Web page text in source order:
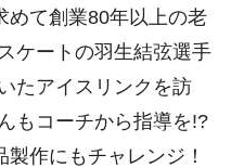
めて創業80年以上の老
ケートの羽生結弦選手
たアイスリンクを訪
もコーチから指導を!?
製作にもチャレンジ！